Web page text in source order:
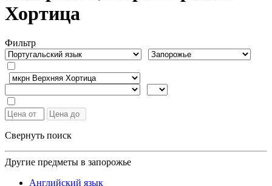
Хортица
Фильтр
Свернуть поиск
Другие предметы в запорожье
Английский язык